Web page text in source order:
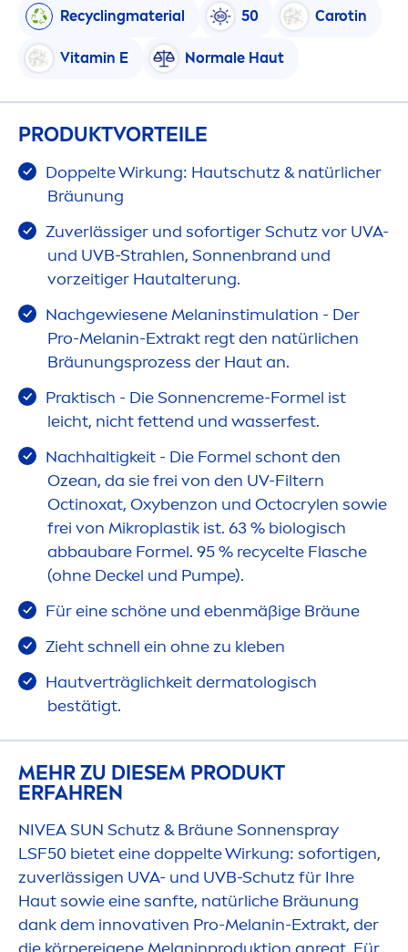
Recyclingmaterial 50 Carotin
Vitamin E Normale Haut
PRODUKTVORTEILE
Doppelte Wirkung: Hautschutz & natürlicher
Bräunung
Zuverlässiger und sofortiger Schutz vor UVA-
und UVB-Strahlen, Sonnenbrand und
vorzeitiger Hautalterung.
Nachgewiesene Melaninstimulation - Der
Pro-Melanin-Extrakt regt den natürlichen
Bräunungsprozess der Haut an.
Praktisch - Die Sonnencreme-Formel ist
leicht, nicht fettend und wasserfest.
Nachhaltigkeit - Die Formel schont den
Ozean, da sie frei von den UV-Filtern
Octinoxat, Oxybenzon und Octocrylen sowie
frei von Mikroplastik ist. 63 % biologisch
abbaubare Formel. 95 % recycelte Flasche
(ohne Deckel und Pumpe).
Für eine schöne und ebenmäßige Bräune
Zieht schnell ein ohne zu kleben
Hautverträglichkeit dermatologisch
bestätigt.
MEHR ZU DIESEM PRODUKT
ERFAHREN
NIVEASUN Schutz & Bräune Sonnenspray
LSF50 bietet eine doppelte Wirkung: sofortigen,
zuverlässigen UVA- und UVB-Schutz für Ihre
Haut sowie eine sanfte, natürliche Bräunung
dank dem innovativen Pro-Melanin-Extrakt, der